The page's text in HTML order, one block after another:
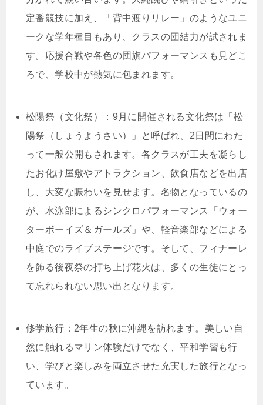
定番競技に加え、「背中渡りリレー」のようなユニ
ークな学年種目もあり、クラスの団結力が試されま
す。応援合戦や各色の団旗パフォーマンスも見どこ
ろで、学校中が熱気に包まれます。
松陽祭（文化祭）：9月に開催される文化祭は「松
陽祭（しょうようさい）」と呼ばれ、2日間にわた
って一般公開もされます。各クラスが工夫を凝らし
たお化け屋敷やアトラクション、飲食店などを出店
し、大変な賑わいを見せます。名物となっているの
が、水泳部によるシンクロパフォーマンス「ウォー
ターボーイズ＆ガールズ」や、軽音楽部などによる
中庭でのライブステージです。そして、フィナーレ
を飾る後夜祭の打ち上げ花火は、多くの生徒にとっ
て忘れられない思い出となります。
修学旅行：2年生の秋に沖縄を訪れます。美しい自
然に触れるマリン体験だけでなく、平和学習も行
い、学びと楽しみを両立させた充実した旅行となっ
ています。